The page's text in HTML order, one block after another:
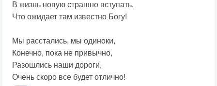
В жизнь новую страшно вступать,
Что ожидает там известно Богу!
Мы расстались, мы одиноки,
Конечно, пока не привычно,
Разошлись наши дороги,
Очень скоро все будет отлично!